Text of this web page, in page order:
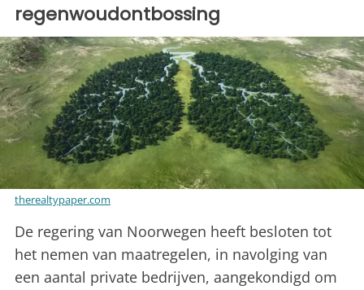
regenwoudontbossing
therealtypaper.com
De regering van Noorwegen heeft besloten tot
het nemen van maatregelen, in navolging van
een aantal private bedrijven, aangekondigd om